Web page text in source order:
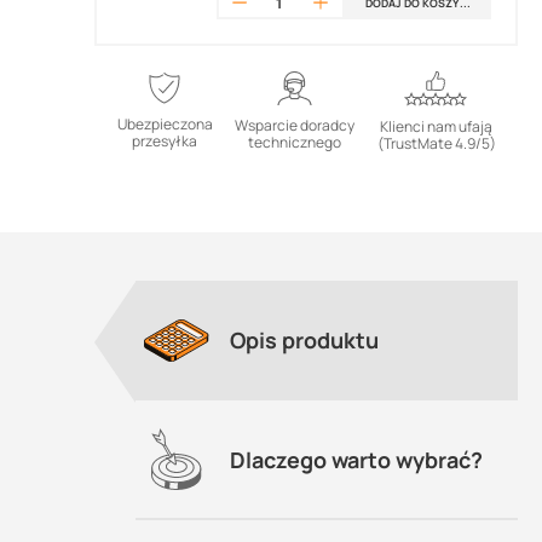
Ubezpieczona
przesyłka
Wsparcie doradcy
technicznego
Klienci nam ufają
(TrustMate 4.9/5)
Opis produktu
Dlaczego warto wybrać?